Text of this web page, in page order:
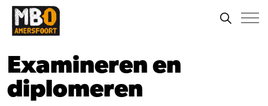
Examineren en
diplomeren